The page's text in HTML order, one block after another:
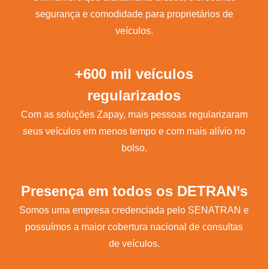
segurança e comodidade para proprietários de
veículos.
+600 mil veículos
regularizados
Com as soluções Zapay, mais pessoas regularizaram
seus veículos em menos tempo e com mais alívio no
bolso.
Presença em todos os DETRAN’s
Somos uma empresa credenciada pelo SENATRAN e
possuímos a maior cobertura nacional de consultas
de veículos.